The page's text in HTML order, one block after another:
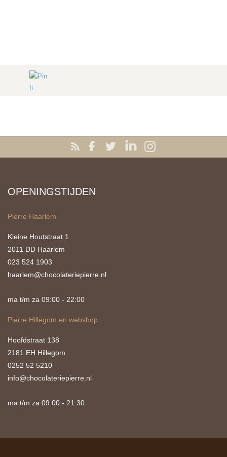
OPENINGSTIJDEN
Pierre Haarlem
Kleine Houtstraat 1
2011 DD Haarlem
023 524 1903
haarlem@chocolateriepierre.nl
ma t/m za 09:00 - 22:00
Pierre Hillegom en webshop
Hoofdstraat 138
2181 EH Hillegom
0252 52 5210
info@chocolateriepierre.nl
ma t/m za 09:00 - 21:30